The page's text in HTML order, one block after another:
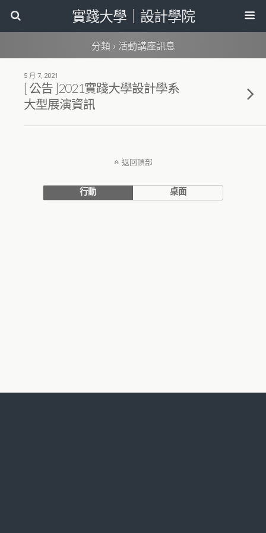
實踐大學｜設計學院
分類 › 活動講座訊息
5 月 7, 2021
[ 公告 ]2021實踐大學設計學系
大型展演資訊
返回頂部
行動 桌面